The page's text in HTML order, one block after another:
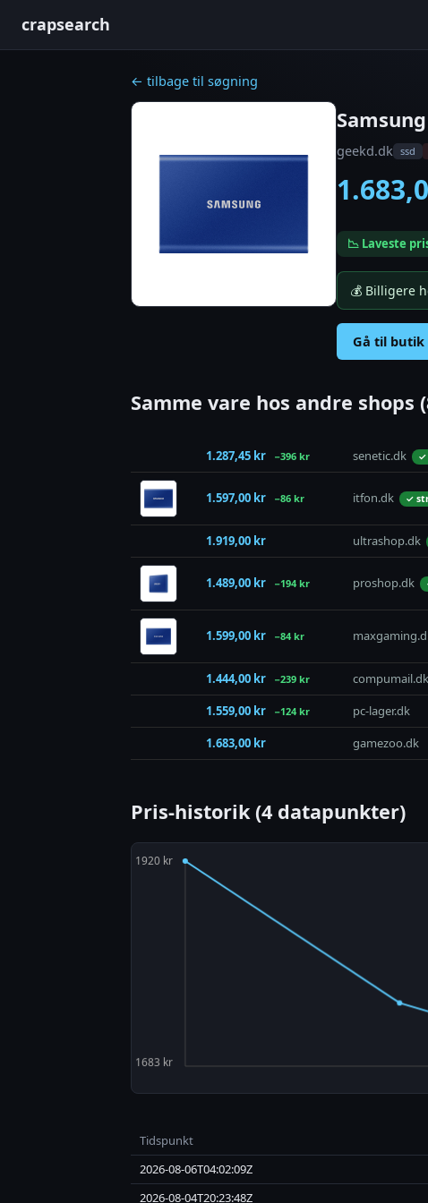
crapsearch
← tilbage til søgning
geekd.dk ssd
📉 Laveste
💰 Billigere
Gå til
Samme vare hos andre shops
1.287,45 kr −396 kr senetic.dk ✓
1.597,00 kr −86 kr itfon.dk ✓
1.919,00 kr ultrashop.dk
1.489,00 kr −194 kr proshop.dk
1.599,00 kr −84 kr
1.444,00 kr −239 kr compumail.dk
1.559,00 kr
−124 kr pc-lager.dk
1.683,00 kr
gamezoo.dk
Pris-historik (4 datapunkter)
Tidspunkt
2026-08-06T04:02:09Z
2026-08-04T20:23:48Z